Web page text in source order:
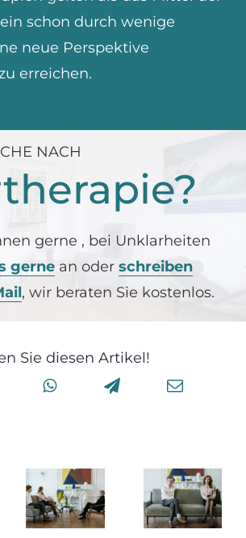
schon durch wenige
neue Perspektive
erreichen.
NACH
gerne , bei Unklarheiten
gernean oder schreiben
, wir beraten Sie kostenlos.
Sie diesen Artikel!